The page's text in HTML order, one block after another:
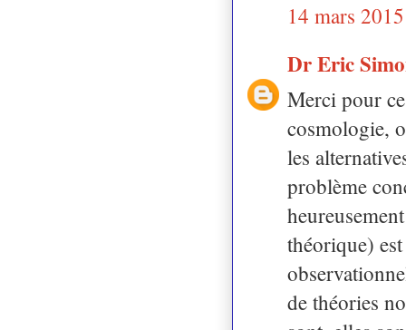
14 mars
Dr Eric
Merci pour
cosmologie,
les
problème
théorique)
de théories